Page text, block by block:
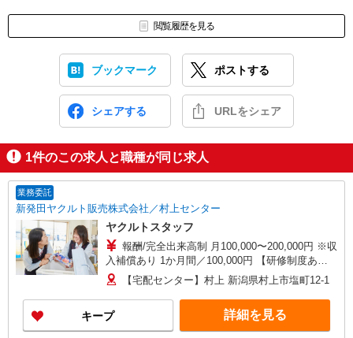
閲覧履歴を見る
ブックマーク ポストする
シェアする URLをシェア
1件のこの求人と職種が同じ求人
業務委託
新発田ヤクルト販売株式会社／村上センター
ヤクルトスタッフ
報酬/完全出来高制 月100,000〜200,000円 ※収
入補償あり 1か月間／100,000円 【研修制度あ
り】 研修日数 40日 研修時の給与 日額4,845円
＊内容： 2か月間 新人フォロー研修（座学研
修、現場研修） ＊9:30〜15：00（休憩
含む） 1か月間 現場研修（社員同行）
＊9:30〜15：00（休憩含む） 研修制度
【宅配センター】村上 新潟県村上市塩町12-1
キープ 詳細を見る